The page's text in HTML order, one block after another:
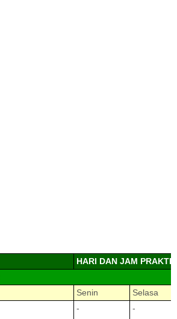
HARI DAN JAM PRAKTIK
Senin
Selasa
- -